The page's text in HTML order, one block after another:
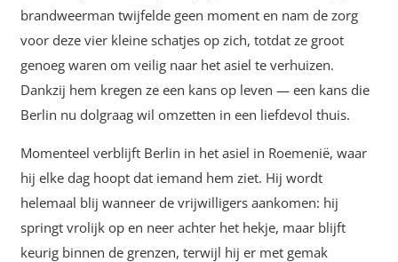
brandweerman twijfelde geen moment en nam de zorg
voor deze vier kleine schatjes op zich, totdat ze groot
genoeg waren om veilig naar het asiel te verhuizen.
Dankzij hem kregen ze een kans op leven — een kans die
Berlin nu dolgraag wil omzetten in een liefdevol thuis.
Momenteel verblijft Berlin in het asiel in Roemenië, waar
hij elke dag hoopt dat iemand hem ziet. Hij wordt
helemaal blij wanneer de vrijwilligers aankomen: hij
springt vrolijk op en neer achter het hekje, maar blijft
keurig binnen de grenzen, terwijl hij er met gemak